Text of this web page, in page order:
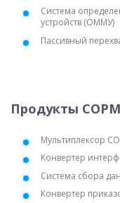
Система
устройств (ОММУ)
Пассивный
Продукты
Мультиплексор
Конвертер
Система сбора
Конвертер